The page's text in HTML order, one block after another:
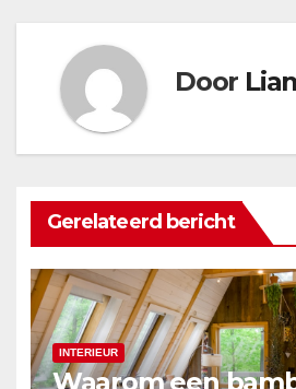
Door
Gerelateerd bericht
INTERIEUR
Waarom een